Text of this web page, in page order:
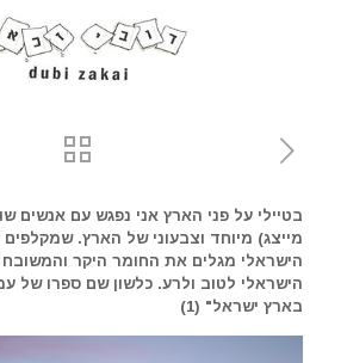
בטיילי על פני הארץ אני נפגש עם אנשים
מייצג) מיוחד וצבעוני של הארץ.
הישראלי מגלים את החומר היקר
הישראלי לטוב ולרע. כלשון שם ספרו של
בארץ ישראל" (1)